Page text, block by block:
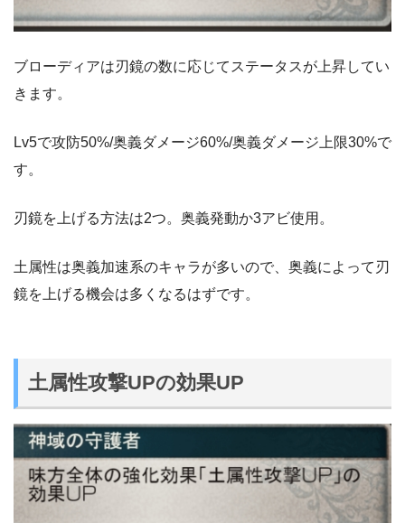
ブローディアは刃鏡の数に応じてステータスが上昇してい
きます。
Lv5で攻防50%/奥義ダメージ60%/奥義ダメージ上限30%で
す。
刃鏡を上げる方法は2つ。奥義発動か3アビ使用。
土属性は奥義加速系のキャラが多いので、奥義によって刃
鏡を上げる機会は多くなるはずです。
土属性攻撃UPの効果UP